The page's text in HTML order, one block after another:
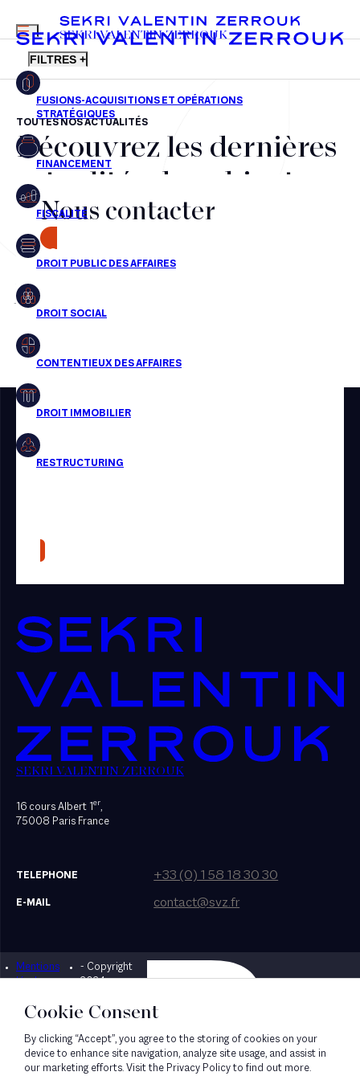
FR EN
MENU
SEKRI VALENTIN ZERROUK
FILTRES +
Fusions-acquisitions et opérations stratégiques
Financement
Fiscalité
Droit public des affaires
Droit social
Droit immobilier
Restructuring
Presse
TOUTES NOS ACTUALITÉS
Découvrez les dernières
actualités du cabinet,
nos récompenses et nos
transactions, jour après
jour
Aucun résultats pour cette recherche
Nous contacter
SEKRI VALENTIN ZERROUK
16 cours Albert 1er,
75008 Paris France
TELEPHONE +33 (0) 1 58 18 30 30
E-MAIL contact@svz.fr
Mentions
légales
- Copyright
2024
Designed by Bonhomme
Cookie Consent
By clicking “Accept”, you agree to the storing of cookies on your
device to enhance site navigation, analyze site usage, and assist in
our marketing efforts. Visit the Privacy Policy to find out more.